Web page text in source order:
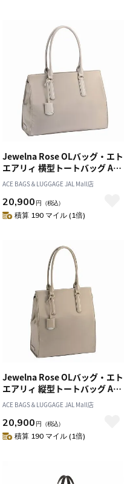
Jewelna Rose OLバッグ・エト
エアリィ 横型トートバッグ A4
サイズ 16271
ACE BAGS＆LUGGAGE JAL Mall店
20,900 円 （税込）
積算 190 マイル (1倍)
Jewelna Rose OLバッグ・エト
エアリィ 縦型トートバッグ A4
サイズ 16272
ACE BAGS＆LUGGAGE JAL Mall店
20,900 円 （税込）
積算 190 マイル (1倍)